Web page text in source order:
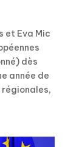
et Eva Mic
dès
année de
régionales,